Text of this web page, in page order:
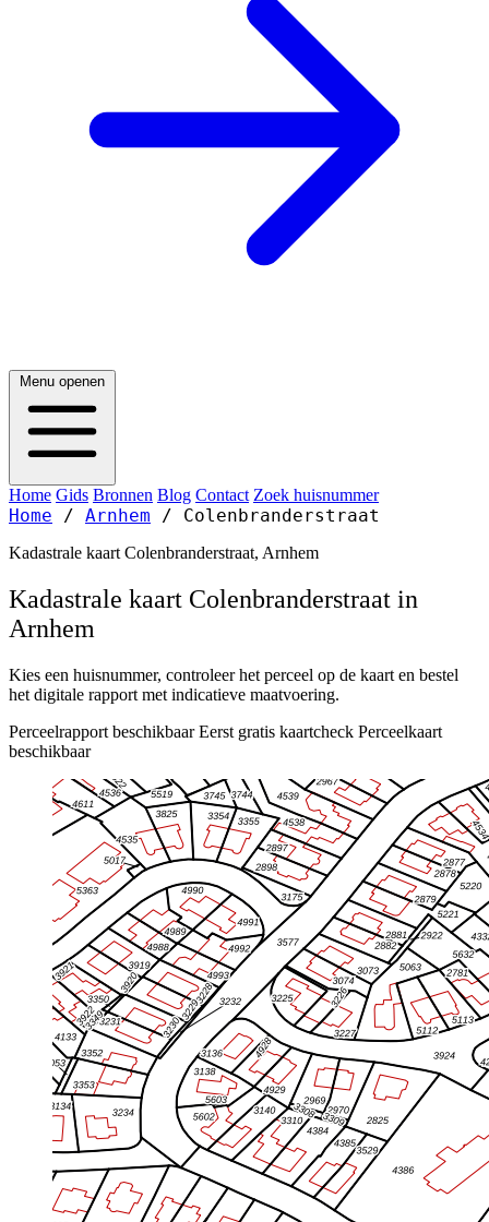
Menu openen
Home Gids Bronnen Blog Contact Zoek huisnummer
Home / Arnhem / Colenbranderstraat
Kadastrale kaart Colenbranderstraat, Arnhem
Kadastrale kaart Colenbranderstraat in
Arnhem
Kies een huisnummer, controleer het perceel op de kaart en bestel
het digitale rapport met indicatieve maatvoering.
Perceelrapport beschikbaar Eerst gratis kaartcheck Perceelkaart
beschikbaar